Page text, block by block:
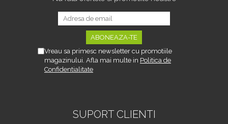
Negr
Vreau sa primesc newsletter cu promotiile
magazinului. Afla mai multe in Politica de
Confidentialitate
SUPORT CLIENTI